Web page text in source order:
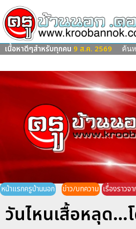
เนื้อหาดีๆสำหรับทุกคน 9 ส.ค. 2569 ค้น
หน้าแรกครูบ้านนอก ข่าว/บทความ เรื่องราวจ
วันไหนเสื้อหลุด...